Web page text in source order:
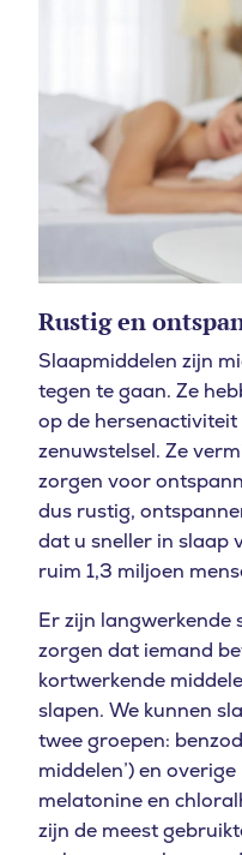
Rustig en
Slaapmiddelen zijn
tegen te gaan. Ze
op de
zenuwstelsel. Ze
zorgen voor
dus rustig,
dat u sneller in slaap
ruim 1,3 miljoen
Er zijn langwerkende
zorgen dat iemand
kortwerkende
slapen. We kunnen
twee groepen:
middelen’) en
melatonine en
zijn de meest